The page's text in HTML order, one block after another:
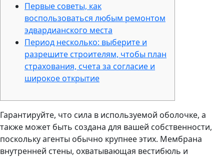
Первые советы, как
воспользоваться любым ремонтом
эдвардианского места
Период несколько: выберите и
разрешите строителям, чтобы план
страхования, счета за согласие и
широкое открытие
Гарантируйте, что сила в используемой оболочке, а
также может быть создана для вашей собственности,
поскольку агенты обычно крупнее этих. Мембрана
внутренней стены, охватывающая вестибюль и